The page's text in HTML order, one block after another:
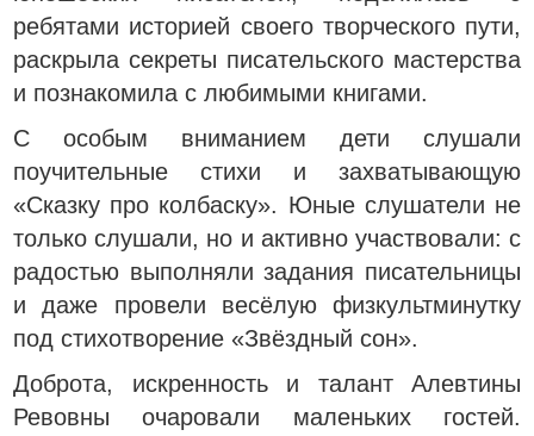
ребятами историей своего творческого пути,
раскрыла секреты писательского мастерства
и познакомила с любимыми книгами.
С особым вниманием дети слушали
поучительные стихи и захватывающую
«Сказку про колбаску». Юные слушатели не
только слушали, но и активно участвовали: с
радостью выполняли задания писательницы
и даже провели весёлую физкультминутку
под стихотворение «Звёздный сон».
Доброта, искренность и талант Алевтины
Ревовны очаровали маленьких гостей.